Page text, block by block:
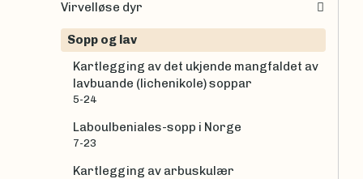
Virvelløse dyr
Sopp og lav
Kartlegging av det ukjende mangfaldet av
lavbuande (lichenikole) soppar
5-24
Laboulbeniales-sopp i Norge
7-23
Kartlegging av arbuskulær